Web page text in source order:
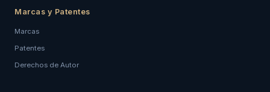
Marcas y Patentes
Marcas
Patentes
Derechos de Autor